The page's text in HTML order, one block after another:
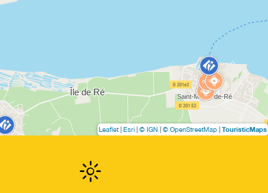
Leaflet| Esri © IGN © OpenStreetMap TouristicMaps